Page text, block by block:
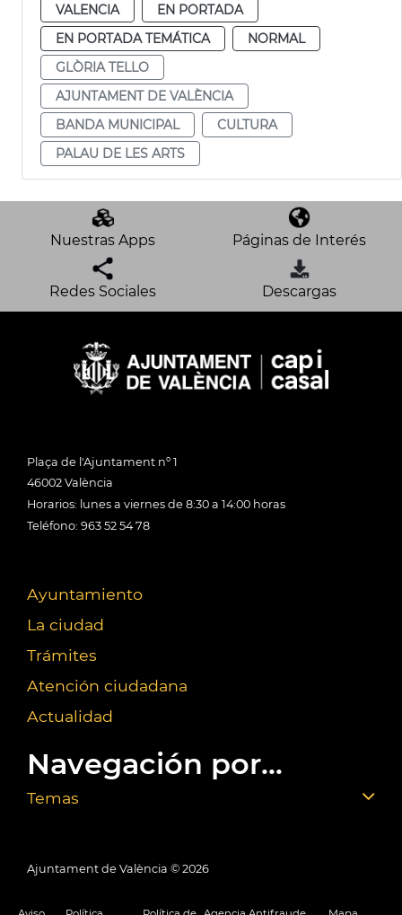
VALENCIA
EN PORTADA
EN PORTADA TEMÁTICA
NORMAL
GLÒRIA TELLO
AJUNTAMENT DE VALÈNCIA
BANDA MUNICIPAL
CULTURA
PALAU DE LES ARTS
Nuestras Apps Páginas de Interés
Redes Sociales Descargas
Plaça de l'Ajuntament nº 1
46002 València
Horarios: lunes a viernes de 8:30 a 14:00 horas
Teléfono: 963 52 54 78
Ayuntamiento
La ciudad
Trámites
Atención ciudadana
Actualidad
Navegación por...
Temas
Ajuntament de València © 2026